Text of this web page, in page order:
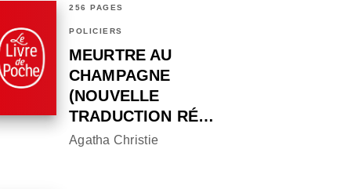
256 PAGES
POLICIERS
MEURTRE AU
CHAMPAGNE
(NOUVELLE
TRADUCTION RÉ…
Agatha Christie